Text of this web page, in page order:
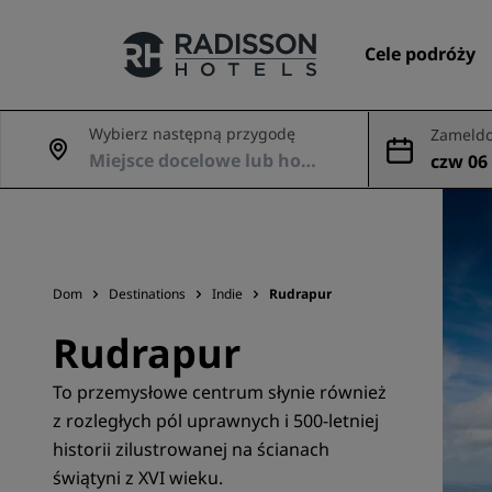
Cele podróży
Nasze marki
Wybierz następną przygodę
dowanie
czw
Dom Destinations Indie Rudrapur
Rudrapur
To przemysłowe centrum słynie również
z rozległych pól uprawnych i 500-letniej
historii zilustrowanej na ścianach
świątyni z XVI wieku.